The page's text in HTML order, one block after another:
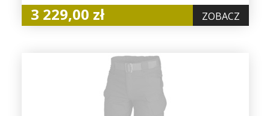
3 229,00 zł ZOBACZ